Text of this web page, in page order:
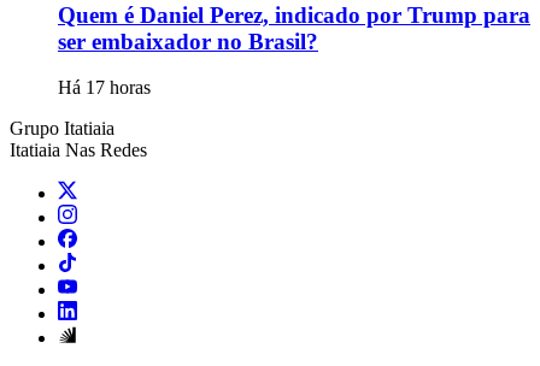
Quem é Daniel Perez, indicado por Trump para
ser embaixador no Brasil?
Há 17 horas
Grupo Itatiaia
Itatiaia Nas Redes